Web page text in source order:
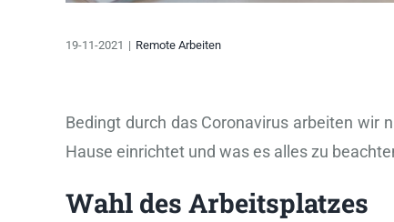
19-11-2021 | Remote Arbeiten
Bedingt durch das Coronavirus arbeiten wir
Hause einrichtet und was es alles zu
Wahl des Arbeitsplatzes